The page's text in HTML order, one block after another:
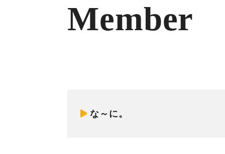
Member
な～に。